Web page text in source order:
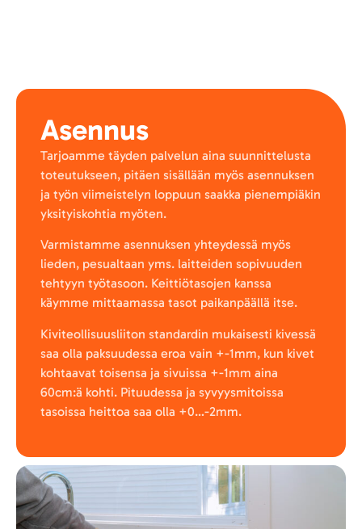
Asennus
Tarjoamme täyden palvelun aina suunnittelusta
toteutukseen, pitäen sisällään myös asennuksen
ja työn viimeistelyn loppuun saakka pienempiäkin
yksityiskohtia myöten.
Varmistamme asennuksen yhteydessä myös
lieden, pesualtaan yms. laitteiden sopivuuden
tehtyyn työtasoon. Keittiötasojen kanssa
käymme mittaamassa tasot paikanpäällä itse.
Kiviteollisuusliiton standardin mukaisesti kivessä
saa olla paksuudessa eroa vain +-1mm, kun kivet
kohtaavat toisensa ja sivuissa +-1mm aina
60cm:ä kohti. Pituudessa ja syvyysmitoissa
tasoissa heittoa saa olla +0…-2mm.